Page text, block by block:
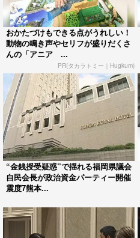
おかたづけもできる点がうれしい！
動物の鳴き声やセリフが盛りだくさ
んの「アニア ...
PR(タカラトミー｜Hugkum)
“金銭授受疑惑”で揺れる福岡県議会
自民会長が政治資金パーティー開催
震度7熊本...